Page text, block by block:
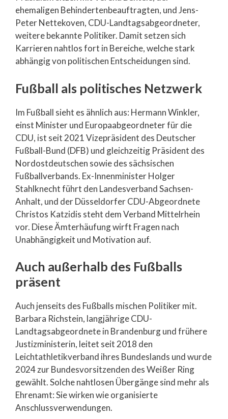
ehemaligen Behindertenbeauftragten, und Jens-
Peter Nettekoven, CDU-Landtagsabgeordneter,
weitere bekannte Politiker. Damit setzen sich
Karrieren nahtlos fort in Bereiche, welche stark
abhängig von politischen Entscheidungen sind.
Fußball als politisches Netzwerk
Im Fußball sieht es ähnlich aus: Hermann Winkler,
einst Minister und Europaabgeordneter für die
CDU, ist seit 2021 Vizepräsident des Deutscher
Fußball-Bund (DFB) und gleichzeitig Präsident des
Nordostdeutschen sowie des sächsischen
Fußballverbands. Ex-Innenminister Holger
Stahlknecht führt den Landesverband Sachsen-
Anhalt, und der Düsseldorfer CDU-Abgeordnete
Christos Katzidis steht dem Verband Mittelrhein
vor. Diese Ämterhäufung wirft Fragen nach
Unabhängigkeit und Motivation auf.
Auch außerhalb des Fußballs
präsent
Auch jenseits des Fußballs mischen Politiker mit.
Barbara Richstein, langjährige CDU-
Landtagsabgeordnete in Brandenburg und frühere
Justizministerin, leitet seit 2018 den
Leichtathletikverband ihres Bundeslands und wurde
2024 zur Bundesvorsitzenden des Weißer Ring
gewählt. Solche nahtlosen Übergänge sind mehr als
Ehrenamt: Sie wirken wie organisierte
Anschlussverwendungen.